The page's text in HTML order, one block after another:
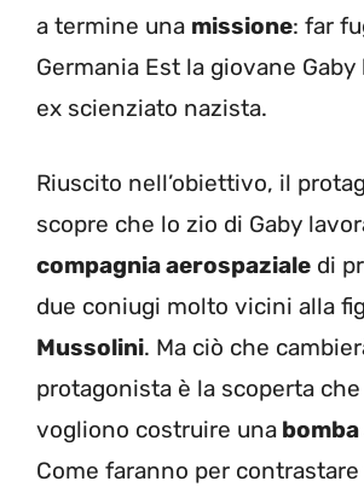
a termine una missione: far
Germania Est la giovane
ex scienziato nazista.
Riuscito nell’obiettivo, il
scopre che lo zio di Gaby
compagnia aerospaziale di
due coniugi molto vicini alla
Mussolini. Ma ciò che
protagonista è la scoperta
vogliono costruire una
Come faranno per contrastare